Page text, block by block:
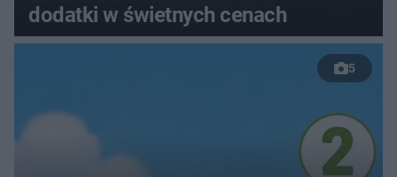
dodatki w świetnych cenach
5